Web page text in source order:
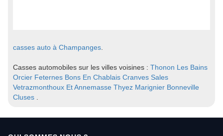
casses auto à Champanges
Casses automobiles sur les villes voisines : Thonon Les Bains
Orcier Feternes Bons En Chablais Cranves Sales
Vetrazmonthoux Et Annemasse Thyez Marignier Bonneville
Cluses